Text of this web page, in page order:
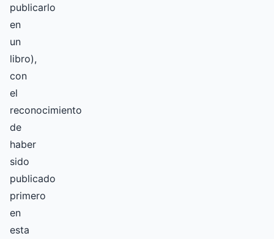
publicarlo
en
un
libro),
con
el
reconocimiento
de
haber
sido
publicado
primero
en
esta